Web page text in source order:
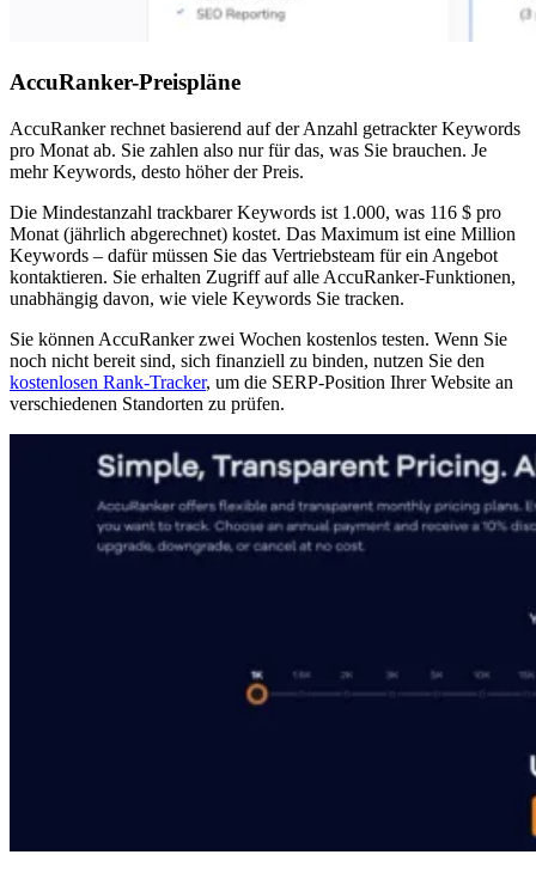
AccuRanker-Preispläne
AccuRanker rechnet basierend auf der Anzahl getrackter Keywords
pro Monat ab. Sie zahlen also nur für das, was Sie brauchen. Je
mehr Keywords, desto höher der Preis.
Die Mindestanzahl trackbarer Keywords ist 1.000, was 116 $ pro
Monat (jährlich abgerechnet) kostet. Das Maximum ist eine Million
Keywords – dafür müssen Sie das Vertriebsteam für ein Angebot
kontaktieren. Sie erhalten Zugriff auf alle AccuRanker-Funktionen,
unabhängig davon, wie viele Keywords Sie tracken.
Sie können AccuRanker zwei Wochen kostenlos testen. Wenn Sie
noch nicht bereit sind, sich finanziell zu binden, nutzen Sie den
kostenlosen Rank-Tracker, um die SERP-Position Ihrer Website an
verschiedenen Standorten zu prüfen.